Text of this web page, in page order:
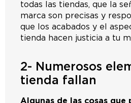
todas las tiendas, que la
marca son precisas y
que los acabados y el
tienda hacen justicia a tu
2- Numerosos
tienda fallan
Algunas de las cosas que